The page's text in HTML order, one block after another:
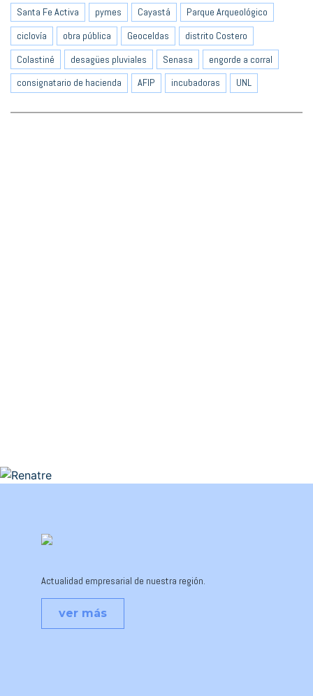
Santa Fe Activa
pymes Cayastá
Parque Arqueológico
ciclovía
obra pública Geoceldas
distrito Costero
Colastiné
desagües pluviales Senasa
engorde a corral
consignatario de hacienda
AFIP incubadoras UNL
Actualidad empresarial de nuestra región.
ver más